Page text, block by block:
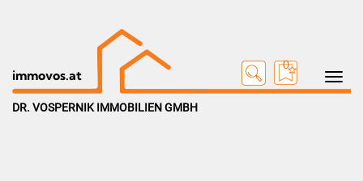
Toggle
immovos.at
0
DR. VOSPERNIK IMMOBILIEN GMBH